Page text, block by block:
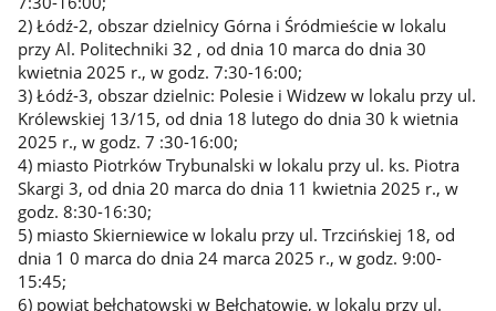
2) Łódź-2, obszar dzielnicy Górna i Śródmieście w lokalu
przy Al. Politechniki 32 , od dnia 10 marca do dnia 30
kwietnia 2025 r., w godz. 7:30-16:00;
3) Łódź-3, obszar dzielnic: Polesie i Widzew w lokalu przy ul.
Królewskiej 13/15, od dnia 18 lutego do dnia 30 k wietnia
2025 r., w godz. 7 :30-16:00;
4) miasto Piotrków Trybunalski w lokalu przy ul. ks. Piotra
Skargi 3, od dnia 20 marca do dnia 11 kwietnia 2025 r., w
godz. 8:30-16:30;
5) miasto Skierniewice w lokalu przy ul. Trzcińskiej 18, od
dnia 1 0 marca do dnia 24 marca 2025 r., w godz. 9:00-
15:45;
6) powiat bełchatowski w Bełchatowie, w lokalu przy ul.